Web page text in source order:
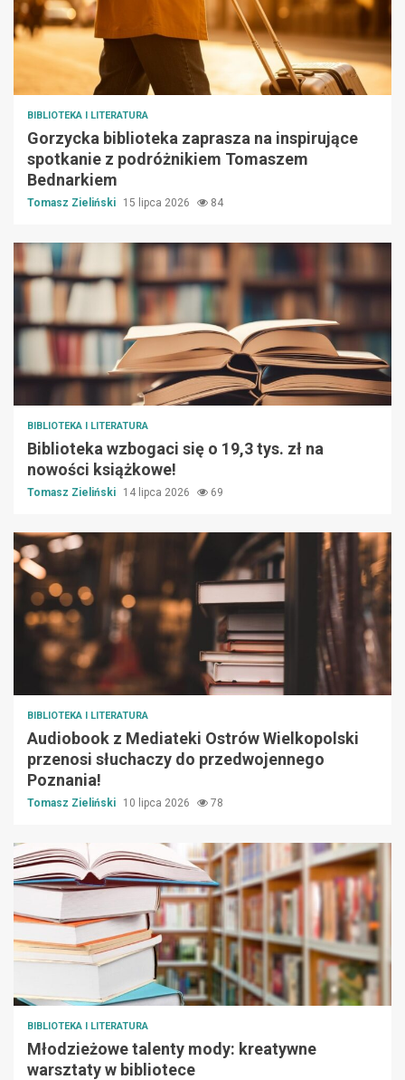
BIBLIOTEKA I LITERATURA
Gorzycka biblioteka zaprasza na inspirujące
spotkanie z podróżnikiem Tomaszem
Bednarkiem
Tomasz Zieliński 15 lipca 2026 84
BIBLIOTEKA I LITERATURA
Biblioteka wzbogaci się o 19,3 tys. zł na
nowości książkowe!
Tomasz Zieliński 14 lipca 2026 69
BIBLIOTEKA I LITERATURA
Audiobook z Mediateki Ostrów Wielkopolski
przenosi słuchaczy do przedwojennego
Poznania!
Tomasz Zieliński 10 lipca 2026 78
BIBLIOTEKA I LITERATURA
Młodzieżowe talenty mody: kreatywne
warsztaty w bibliotece